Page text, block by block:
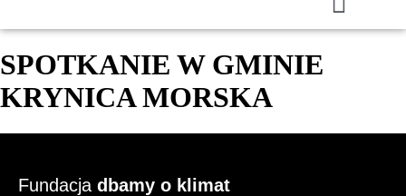
SPOTKANIE W GMINIE
KRYNICA MORSKA
Fundacja dbamy o klimat